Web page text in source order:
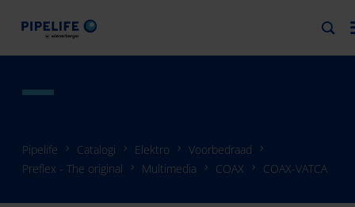
Pipelife Catalogi Elektro
Voorbedraad
Preflex - The original
Multimedia COAX COAX-VATCA